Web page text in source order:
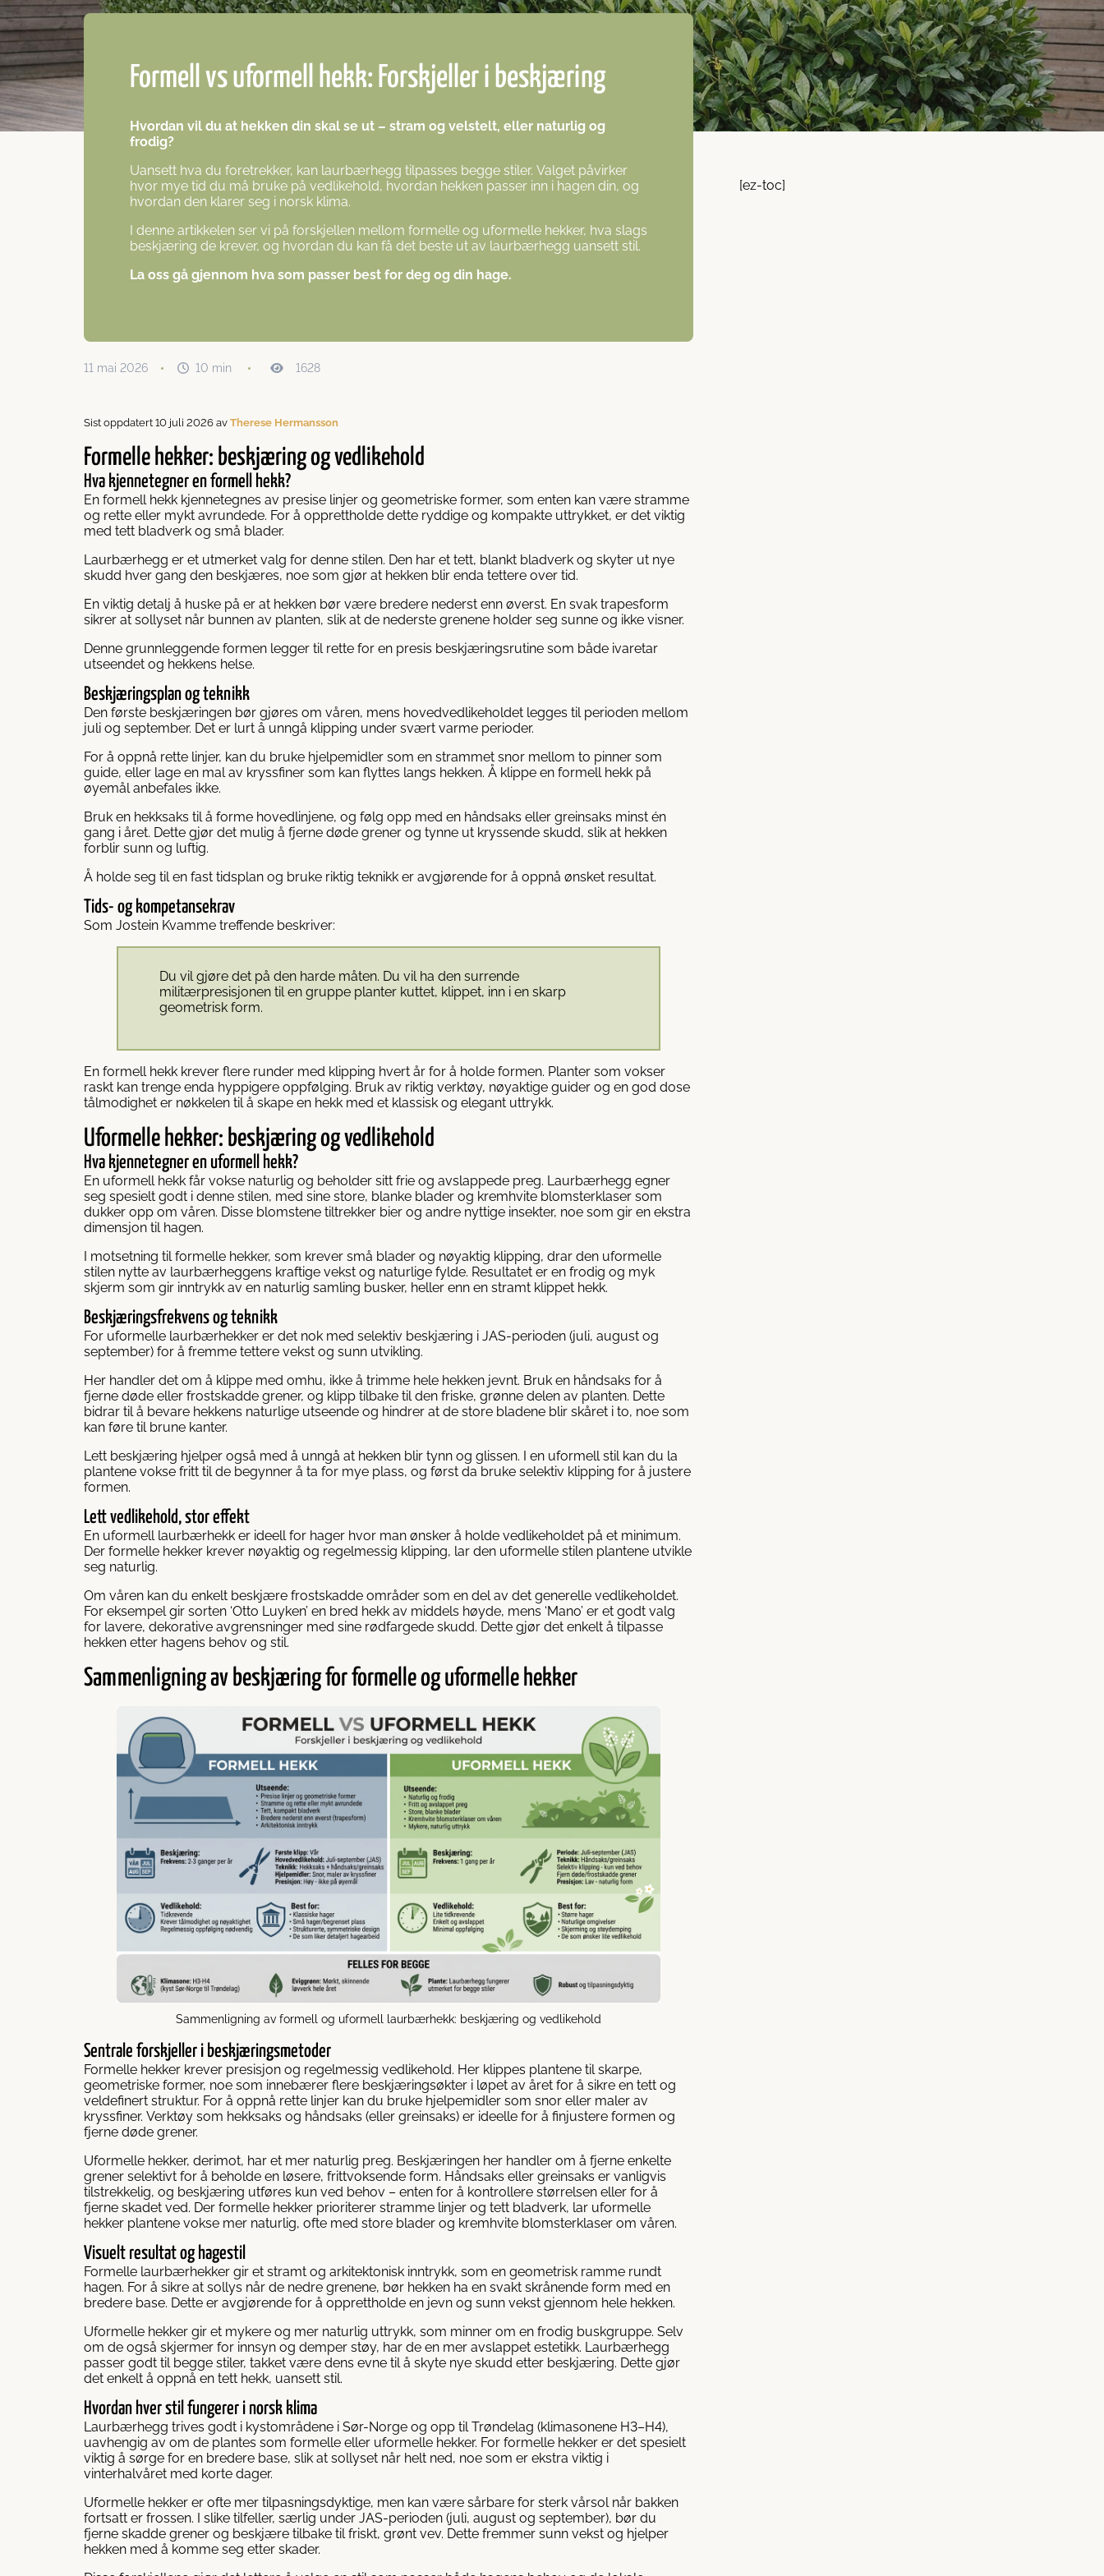
Formell vs uformell hekk: Forskjeller i beskjæring
Hvordan vil du at hekken din skal se ut – stram og velstelt, eller naturlig og
frodig?
Uansett hva du foretrekker, kan laurbærhegg tilpasses begge stiler. Valget påvirker
hvor mye tid du må bruke på vedlikehold, hvordan hekken passer inn i hagen din, og
hvordan den klarer seg i norsk klima.
I denne artikkelen ser vi på forskjellen mellom formelle og uformelle hekker, hva slags
beskjæring de krever, og hvordan du kan få det beste ut av laurbærhegg uansett stil.
La oss gå gjennom hva som passer best for deg og din hage.
11 mai 2026 10 min 1628
Sist oppdatert 10 juli 2026 avTherese Hermansson
Formelle hekker: beskjæring og vedlikehold
Hva kjennetegner en formell hekk?
En formell hekk kjennetegnes av presise linjer og geometriske former, som enten kan være stramme
og rette eller mykt avrundede. For å opprettholde dette ryddige og kompakte uttrykket, er det viktig
med tett bladverk og små blader.
Laurbærhegg er et utmerket valg for denne stilen. Den har et tett, blankt bladverk og skyter ut nye
skudd hver gang den beskjæres, noe som gjør at hekken blir enda tettere over tid.
En viktig detalj å huske på er at hekken bør være bredere nederst enn øverst. En svak trapesform
sikrer at sollyset når bunnen av planten, slik at de nederste grenene holder seg sunne og ikke visner.
Denne grunnleggende formen legger til rette for en presis beskjæringsrutine som både ivaretar
utseendet og hekkens helse.
Beskjæringsplan og teknikk
Den første beskjæringen bør gjøres om våren, mens hovedvedlikeholdet legges til perioden mellom
juli og september. Det er lurt å unngå klipping under svært varme perioder.
For å oppnå rette linjer, kan du bruke hjelpemidler som en strammet snor mellom to pinner som
guide, eller lage en mal av kryssfiner som kan flyttes langs hekken. Å klippe en formell hekk på
øyemål anbefales ikke.
Bruk en hekksaks til å forme hovedlinjene, og følg opp med en håndsaks eller greinsaks minst én
gang i året. Dette gjør det mulig å fjerne døde grener og tynne ut kryssende skudd, slik at hekken
forblir sunn og luftig.
Å holde seg til en fast tidsplan og bruke riktig teknikk er avgjørende for å oppnå ønsket resultat.
Tids- og kompetansekrav
Som Jostein Kvamme treffende beskriver:
Du vil gjøre det på den harde måten. Du vil ha den surrende
militærpresisjonen til en gruppe planter kuttet, klippet, inn i en skarp
geometrisk form.
En formell hekk krever flere runder med klipping hvert år for å holde formen. Planter som vokser
raskt kan trenge enda hyppigere oppfølging. Bruk av riktig verktøy, nøyaktige guider og en god dose
tålmodighet er nøkkelen til å skape en hekk med et klassisk og elegant uttrykk.
Uformelle hekker: beskjæring og vedlikehold
Hva kjennetegner en uformell hekk?
En uformell hekk får vokse naturlig og beholder sitt frie og avslappede preg. Laurbærhegg egner
seg spesielt godt i denne stilen, med sine store, blanke blader og kremhvite blomsterklaser som
dukker opp om våren. Disse blomstene tiltrekker bier og andre nyttige insekter, noe som gir en ekstra
dimensjon til hagen.
I motsetning til formelle hekker, som krever små blader og nøyaktig klipping, drar den uformelle
stilen nytte av laurbærheggens kraftige vekst og naturlige fylde. Resultatet er en frodig og myk
skjerm som gir inntrykk av en naturlig samling busker, heller enn en stramt klippet hekk.
Beskjæringsfrekvens og teknikk
For uformelle laurbærhekker er det nok med selektiv beskjæring i JAS-perioden (juli, august og
september) for å fremme tettere vekst og sunn utvikling.
Her handler det om å klippe med omhu, ikke å trimme hele hekken jevnt. Bruk en håndsaks for å
fjerne døde eller frostskadde grener, og klipp tilbake til den friske, grønne delen av planten. Dette
bidrar til å bevare hekkens naturlige utseende og hindrer at de store bladene blir skåret i to, noe som
kan føre til brune kanter.
Lett beskjæring hjelper også med å unngå at hekken blir tynn og glissen. I en uformell stil kan du la
plantene vokse fritt til de begynner å ta for mye plass, og først da bruke selektiv klipping for å justere
formen.
Lett vedlikehold, stor effekt
En uformell laurbærhekk er ideell for hager hvor man ønsker å holde vedlikeholdet på et minimum.
Der formelle hekker krever nøyaktig og regelmessig klipping, lar den uformelle stilen plantene utvikle
seg naturlig.
Om våren kan du enkelt beskjære frostskadde områder som en del av det generelle vedlikeholdet.
For eksempel gir sorten ‘Otto Luyken’ en bred hekk av middels høyde, mens ‘Mano’ er et godt valg
for lavere, dekorative avgrensninger med sine rødfargede skudd. Dette gjør det enkelt å tilpasse
hekken etter hagens behov og stil.
Sammenligning av beskjæring for formelle og uformelle hekker
Sammenligning av formell og uformell laurbærhekk: beskjæring og vedlikehold
Sentrale forskjeller i beskjæringsmetoder
Formelle hekker krever presisjon og regelmessig vedlikehold. Her klippes plantene til skarpe,
geometriske former, noe som innebærer flere beskjæringsøkter i løpet av året for å sikre en tett og
veldefinert struktur. For å oppnå rette linjer kan du bruke hjelpemidler som snor eller maler av
kryssfiner. Verktøy som hekksaks og håndsaks (eller greinsaks) er ideelle for å finjustere formen og
fjerne døde grener.
Uformelle hekker, derimot, har et mer naturlig preg. Beskjæringen her handler om å fjerne enkelte
grener selektivt for å beholde en løsere, frittvoksende form. Håndsaks eller greinsaks er vanligvis
tilstrekkelig, og beskjæring utføres kun ved behov – enten for å kontrollere størrelsen eller for å
fjerne skadet ved. Der formelle hekker prioriterer stramme linjer og tett bladverk, lar uformelle
hekker plantene vokse mer naturlig, ofte med store blader og kremhvite blomsterklaser om våren.
Visuelt resultat og hagestil
Formelle laurbærhekker gir et stramt og arkitektonisk inntrykk, som en geometrisk ramme rundt
hagen. For å sikre at sollys når de nedre grenene, bør hekken ha en svakt skrånende form med en
bredere base. Dette er avgjørende for å opprettholde en jevn og sunn vekst gjennom hele hekken.
Uformelle hekker gir et mykere og mer naturlig uttrykk, som minner om en frodig buskgruppe. Selv
om de også skjermer for innsyn og demper støy, har de en mer avslappet estetikk. Laurbærhegg
passer godt til begge stiler, takket være dens evne til å skyte nye skudd etter beskjæring. Dette gjør
det enkelt å oppnå en tett hekk, uansett stil.
Hvordan hver stil fungerer i norsk klima
Laurbærhegg trives godt i kystområdene i Sør-Norge og opp til Trøndelag (klimasonene H3–H4),
uavhengig av om de plantes som formelle eller uformelle hekker. For formelle hekker er det spesielt
viktig å sørge for en bredere base, slik at sollyset når helt ned, noe som er ekstra viktig i
vinterhalvåret med korte dager.
Uformelle hekker er ofte mer tilpasningsdyktige, men kan være sårbare for sterk vårsol når bakken
fortsatt er frossen. I slike tilfeller, særlig under JAS-perioden (juli, august og september), bør du
fjerne skadde grener og beskjære tilbake til friskt, grønt vev. Dette fremmer sunn vekst og hjelper
hekken med å komme seg etter skader.
[ez-toc]